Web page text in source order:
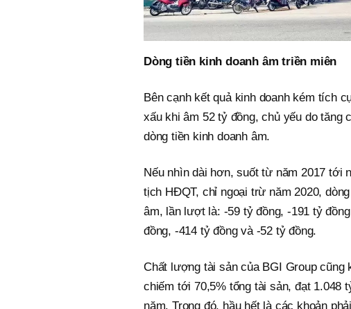
Dòng tiền kinh doanh âm triền miên
Bên cạnh kết quả kinh doanh kém tích
xấu khi âm 52 tỷ đồng, chủ yếu do tăng
dòng tiền kinh doanh âm.
Nếu nhìn dài hơn, suốt từ năm 2017 tới
tịch HĐQT, chỉ ngoại trừ năm 2020,
âm, lần lượt là: -59 tỷ đồng, -191 tỷ
đồng, -414 tỷ đồng và -52 tỷ đồng.
Chất lượng tài sản của BGI Group
chiếm tới 70,5% tổng tài sản, đạt 1.048
năm. Trong đó, hầu hết là các khoản